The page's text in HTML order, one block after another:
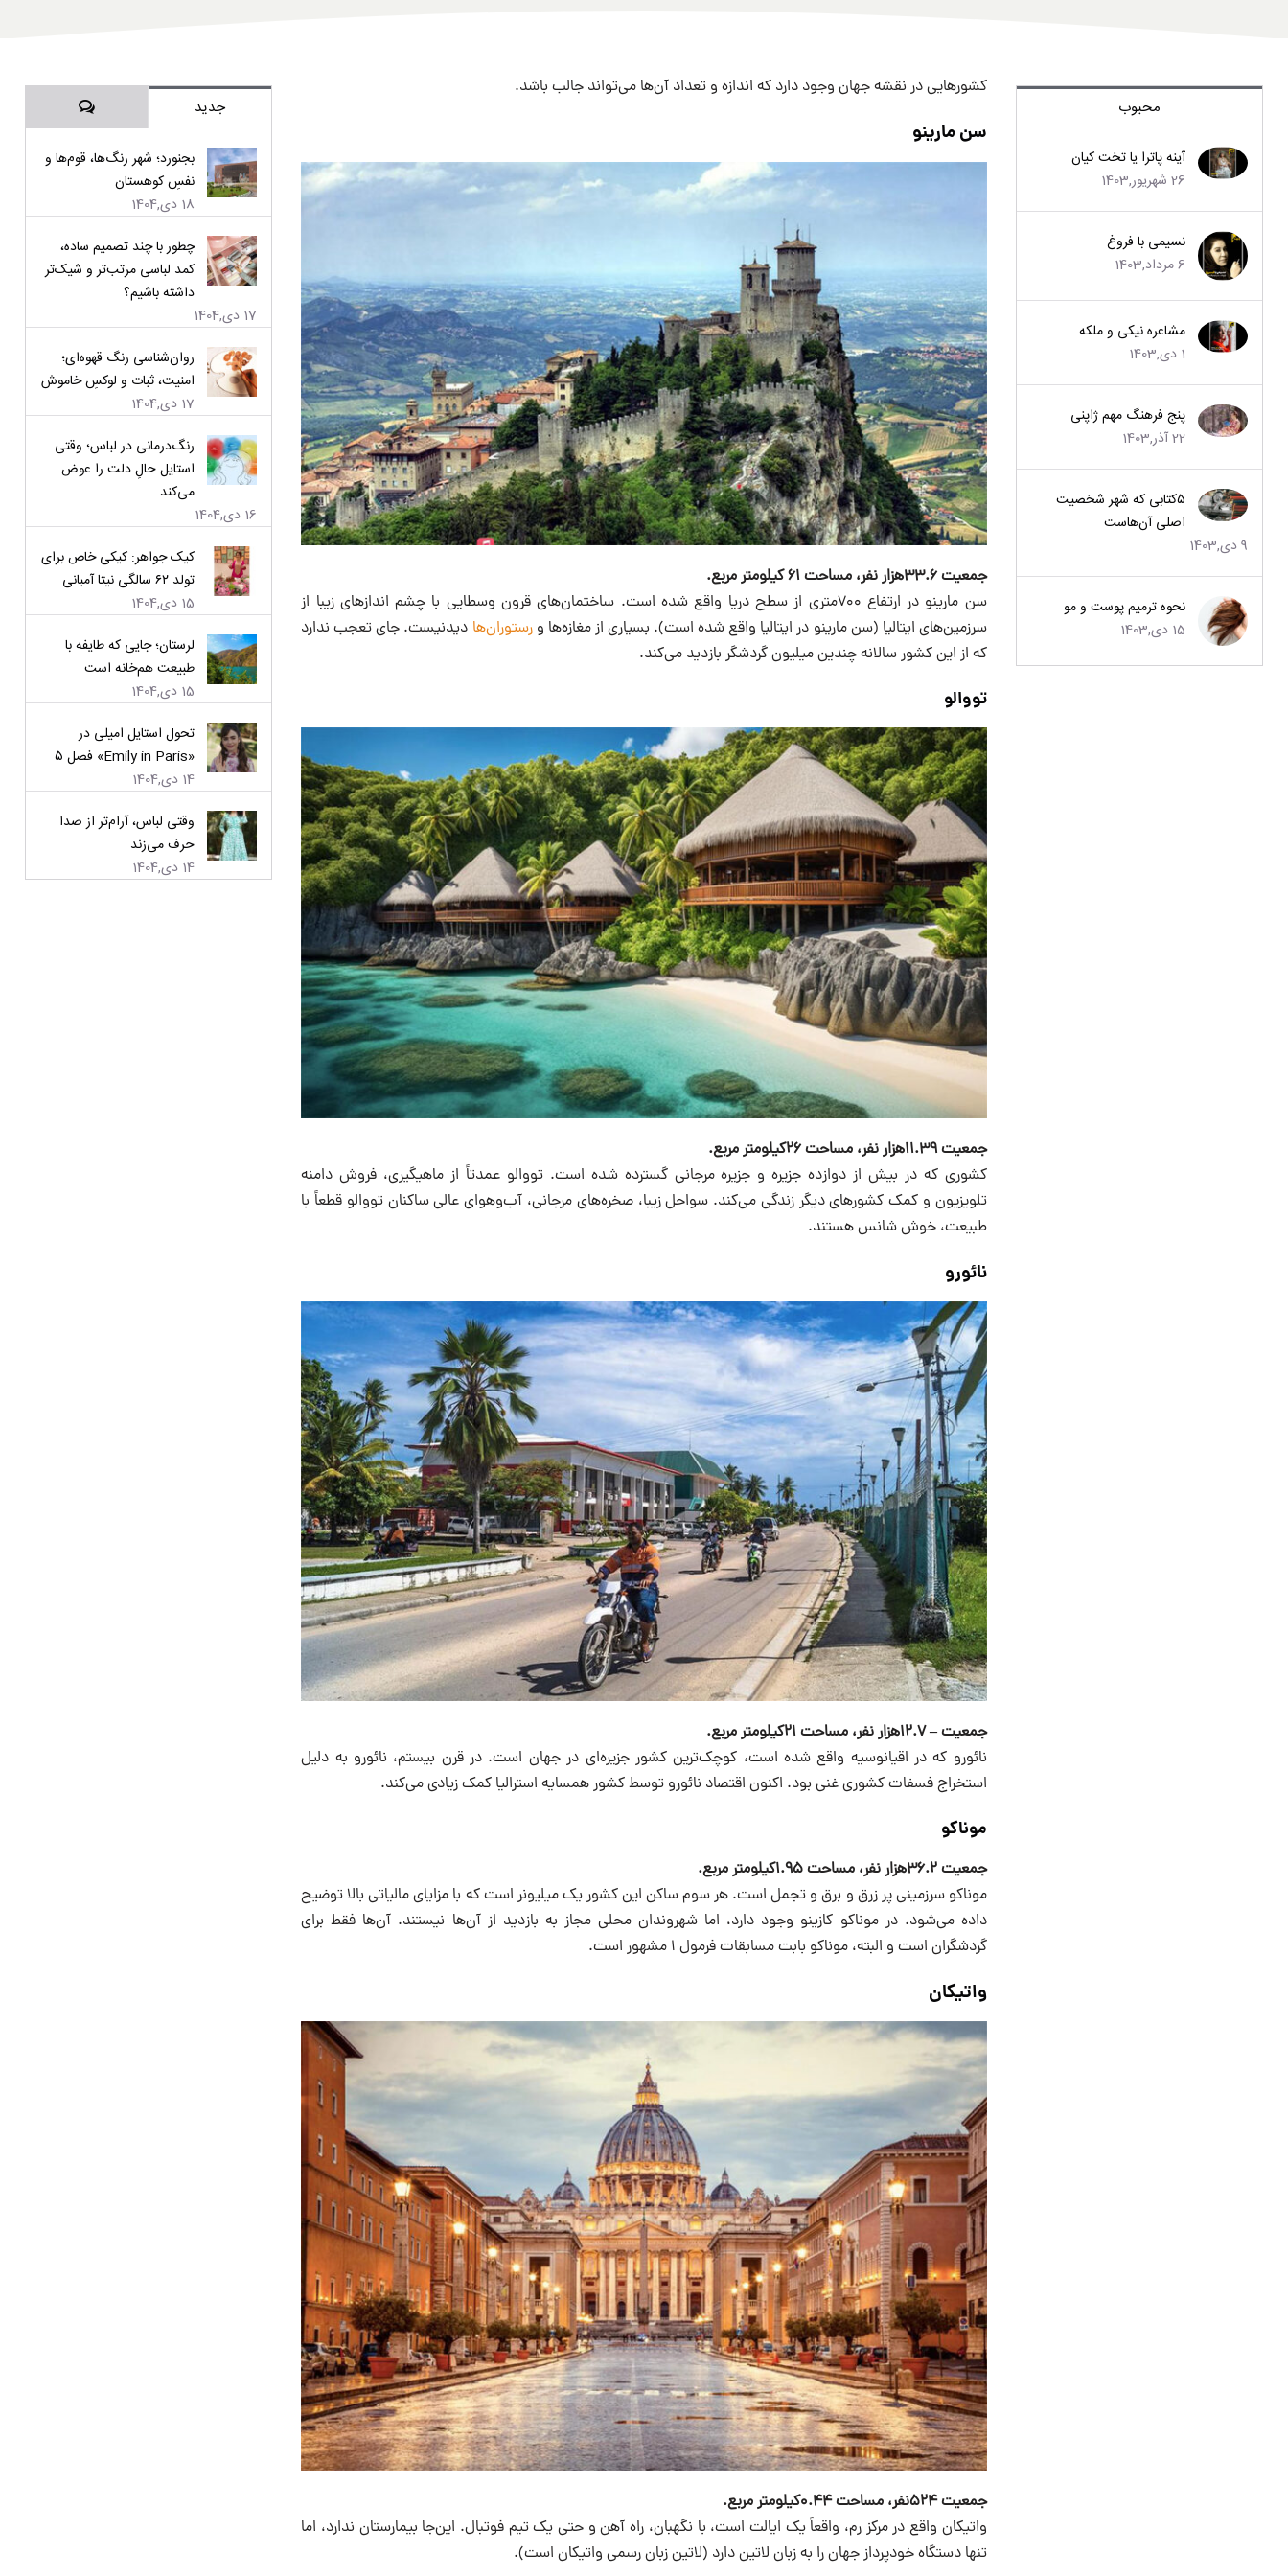
محبوب
آینه پاترا یا تخت کیان
26 شهریور,1403
نسیمی با فروغ
6 مرداد,1403
مشاعره نیکی و ملکه
1 دی,1403
پنج فرهنگ مهم ژاپنی
22 آذر,1403
۵کتابی که شهر شخصیت
اصلی آن‌هاست
9 دی,1403
نحوه ترمیم پوست و مو
15 دی,1403
کشورهایی در نقشه جهان وجود دارد که اندازه و تعداد آن‌ها می‌تواند جالب باشد.
سن مارینو
جمعیت ۳۳.۶هزار نفر، مساحت ۶۱ کیلومتر مربع.
سن مارینو در ارتفاع ۷۰۰متری از سطح دریا واقع شده است. ساختمان‌های قرون وسطایی با چشم اندازهای زیبا از
سرزمین‌های ایتالیا (سن مارینو در ایتالیا واقع شده است). بسیاری از مغازه‌ها ورستوران‌ها دیدنیست. جای تعجب ندارد
که از این کشور سالانه چندین میلیون گردشگر بازدید می‌کند.
تووالو
جمعیت ۱۱.۳۹هزار نفر، مساحت ۲۶کیلومتر مربع.
کشوری که در بیش از دوازده جزیره و جزیره مرجانی گسترده شده است. تووالو عمدتاً از ماهیگیری، فروش دامنه
تلویزیون و کمک کشورهای دیگر زندگی می‌کند. سواحل زیبا، صخره‌های مرجانی، آب‌و‌هوای عالی ساکنان تووالو قطعاً با
طبیعت، خوش شانس هستند.
نائورو
جمعیت – ۱۲.۷هزار نفر، مساحت ۲۱کیلومتر مربع.
نائورو که در اقیانوسیه واقع شده است، کوچک‌ترین کشور جزیره‌ای در جهان است. در قرن بیستم، نائورو به دلیل
استخراج فسفات کشوری غنی بود. اکنون اقتصاد نائورو توسط کشور همسایه استرالیا کمک زیادی می‌کند.
موناکو
جمعیت ۳۶.۲هزار نفر، مساحت ۱.۹۵کیلومتر مربع.
موناکو سرزمینی پر زرق و برق و تجمل است. هر سوم ساکن این کشور یک میلیونر است که با مزایای مالیاتی بالا توضیح
داده می‌شود. در موناکو کازینو وجود دارد، اما شهروندان محلی مجاز به بازدید از آن‌ها نیستند‌. آن‌ها فقط برای
گردشگران است و البته، موناکو بابت مسابقات فرمول ۱ مشهور است.
واتیکان
جمعیت ۵۲۴نفر، مساحت ۰.۴۴کیلومتر مربع.
واتیکان واقع در مرکز رم، واقعاً یک ایالت است، با نگهبان، راه آهن و حتی یک تیم فوتبال. این‌جا بیمارستان ندارد، اما
تنها دستگاه خودپرداز جهان را به زبان لاتین دارد (لاتین زبان رسمی واتیکان است).
جدید دیدگاه‌ها
بجنورد؛ شهر رنگ‌ها، قوم‌ها و
نفسِ کوهستان
18 دی,1404
چطور با چند تصمیم ساده،
کمد لباسی مرتب‌تر و شیک‌تر
داشته باشیم؟
17 دی,1404
روان‌شناسی رنگ قهوه‌ای؛
امنیت، ثبات و لوکسِ خاموش
17 دی,1404
رنگ‌درمانی در لباس؛ وقتی
استایل حالِ دلت را عوض
می‌کند
16 دی,1404
کیک جواهر: کیکی خاص برای
تولد ۶۲ سالگی نیتا آمبانی
15 دی,1404
لرستان؛ جایی که طایفه با
طبیعت هم‌خانه است
15 دی,1404
تحول استایل امیلی در
«Emily in Paris» فصل ۵
14 دی,1404
وقتی لباس، آرام‌تر از صدا
حرف می‌زند
14 دی,1404